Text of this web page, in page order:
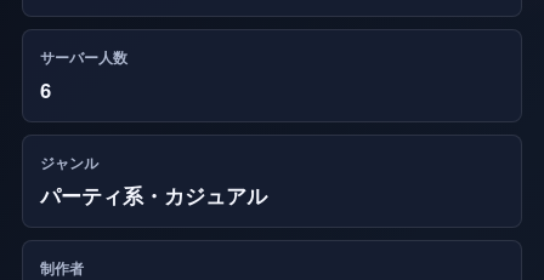
サーバー人数
6
ジャンル
パーティ系・カジュアル
制作者